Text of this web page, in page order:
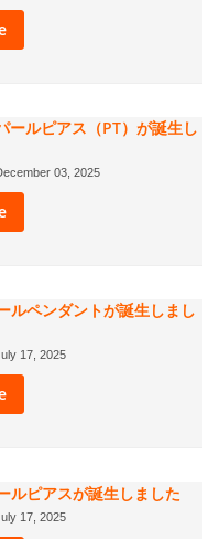
ールピアス（PT）が誕生し
03, 2025
ルペンダントが誕生しまし
17, 2025
ルピアスが誕生しました
17, 2025